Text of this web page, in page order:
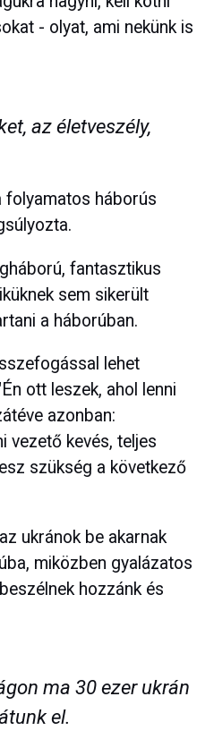
- olyat, ami nekünk is
az életveszély,
folyamatos háborús
fantasztikus
sem sikerült
a háborúban.
lehet
ott leszek, ahol lenni
azonban:
vezető kevés, teljes
szükség a következő
ukránok be akarnak
miközben gyalázatos
hozzánk és
ma 30 ezer ukrán
el.